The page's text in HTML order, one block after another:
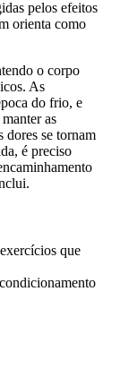
pelos efeitos
orienta como
o corpo
As
do frio, e
as
dores se tornam
é preciso
que